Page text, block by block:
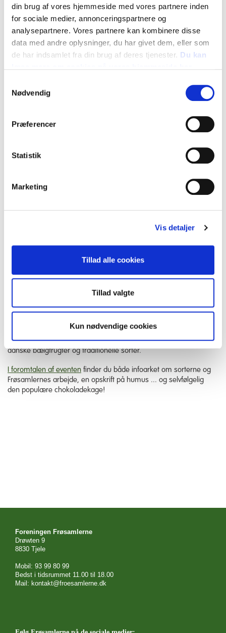
din brug af vores hjemmeside med vores partnere inden
for sociale medier, annonceringspartnere og
analysepartnere. Vores partnere kan kombinere disse
data med andre oplysninger, du har givet dem, eller som
de har indsamlet fra din brug af deres tjenester. Du kan
Nødvendig
Præferencer
Statistik
Marketing
Vis detaljer
Tillad alle cookies
Tillad valgte
Kun nødvendige cookies
Lørdag den 14. og søndag den 15. september var det ”Smag på
Haven” dag i Tivoli. Og Frøsamlerne var med!
Nakskov og chokoladekage af sorte Delicates-bønner – som
mange troede, de ikke kunne lide. Men det kunne de! Og både
positivt syn på smagsoplevelsen. Og mere viden om
”Vi fik så mange positive tilkendegivelser, så vi har virkelig fået
overbevist folk om de gamle sorters kvaliteter”, sagde Mariann
Mariann havde også bagt 16 chokoladekager (16!) som blev til
næste. Desuden var der 10 liter humus, som blev serveret på
Biavler Forening, TagTomat og firmaet Verdens Ende, der
sælger økologisk mikrogrønt.
”Smag på Haven” bragte os i kontakt med et stort publikum, her
Der var masser af børn og også folk, der ikke var helt unge …
og mange af dem plejer ikke at være i nærkontakt med gamle
danske bælgfrugter og traditionelle sorter.
I foromtalen af eventen finder du både infoarket om sorterne og
Frøsamlernes arbejde, en opskrift på humus ... og selvfølgelig
den populære chokoladekage!
Foreningen Frøsamlerne
Drøwten 9
8830 Tjele
Mobil: 93 99 80 99
Bedst i tidsrummet 11.00 til 18.00
Mail: kontakt@froesamlerne.dk